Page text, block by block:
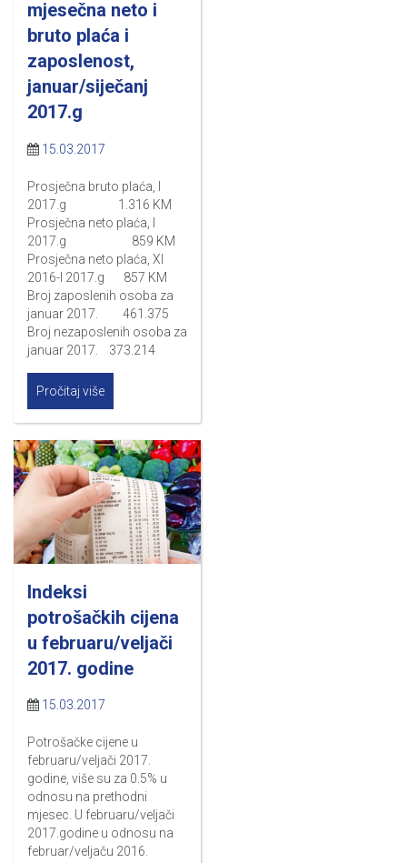
mjesečna neto i
bruto plaća i
zaposlenost,
januar/siječanj
2017.g
15.03.2017
Prosječna bruto plaća, I
2017.g 1.316 KM
Prosječna neto plaća, I
2017.g 859 KM
Prosječna neto plaća, XI
2016-I 2017.g 857 KM
Broj zaposlenih osoba za
januar 2017. 461.375
Broj nezaposlenih osoba za
januar 2017. 373.214
Pročitaj više
Indeksi
potrošačkih cijena
u februaru/veljači
2017. godine
15.03.2017
Potrošačke cijene u
februaru/veljači 2017.
godine, više su za 0.5% u
odnosu na prethodni
mjesec. U februaru/veljači
2017.godine u odnosu na
februar/veljaču 2016.